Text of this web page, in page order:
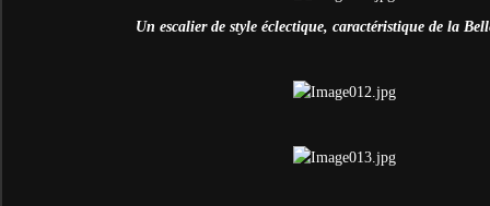
Un escalier de style éclectique, caractéristique de la